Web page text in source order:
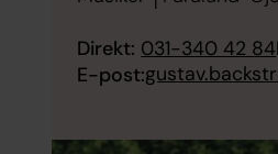
Direkt: 031-340 42 84
E-post: